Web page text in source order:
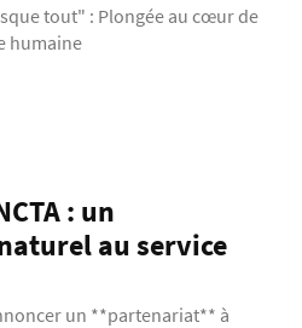
tout" : Plongée au cœur de
humaine
: un
au service
un **partenariat** à